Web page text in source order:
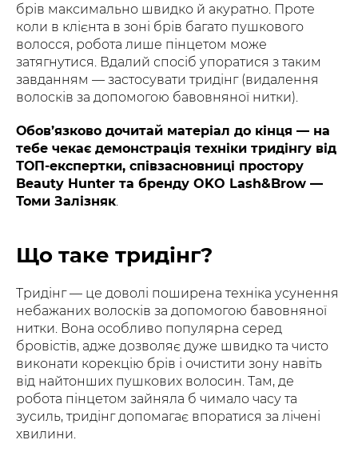
брів максимально швидко й акуратно. Проте
коли в клієнта в зоні брів багато пушкового
волосся, робота лише пінцетом може
затягнутися. Вдалий спосіб упоратися з таким
завданням — застосувати тридінг (видалення
волосків за допомогою бавовняної нитки).
Обов’язково дочитай матеріал до кінця — на
тебе чекає демонстрація техніки тридінгу від
ТОП-експертки, співзасновниці простору
Beauty Hunter та бренду OKO Lash&Brow —
Томи Залізняк
Що таке тридінг?
Тридінг — це доволі поширена техніка усунення
небажаних волосків за допомогою бавовняної
нитки. Вона особливо популярна серед
бровістів, адже дозволяє дуже швидко та чисто
виконати корекцію брів і очистити зону навіть
від найтонших пушкових волосин. Там, де
робота пінцетом зайняла б чимало часу та
зусиль, тридінг допомагає впоратися за лічені
хвилини.